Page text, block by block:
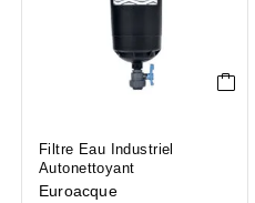
Filtre Eau Industriel
Autonettoyant
Euroacque